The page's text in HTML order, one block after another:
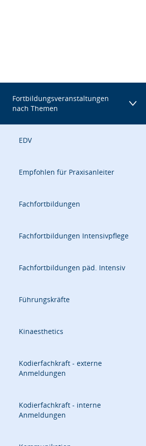
Fortbildungsveranstaltungen
nach Themen
EDV
Empfohlen für Praxisanleiter
Fachfortbildungen
Fachfortbildungen Intensivpflege
Fachfortbildungen päd. Intensiv
Führungskräfte
Kinaesthetics
Kodierfachkraft - externe
Anmeldungen
Kodierfachkraft - interne
Anmeldungen